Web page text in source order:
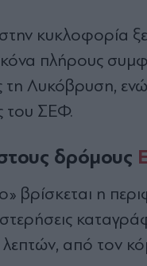
κυκλοφορία
πλήρους
τη Λυκόβρυση,
του ΣΕΦ.
δρόμους
βρίσκεται η
λεπτών, από τον